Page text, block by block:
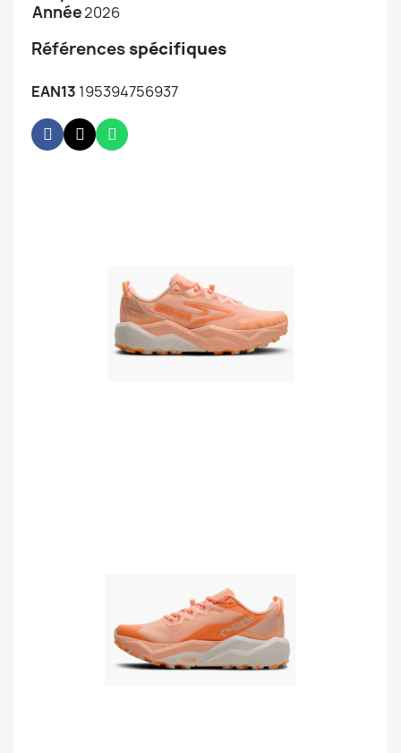
Année2026
Références spécifiques
EAN13 195394756937